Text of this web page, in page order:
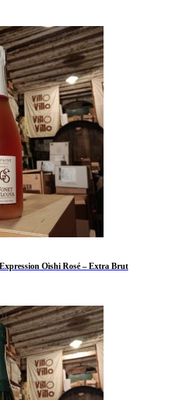
Oìshi Rosé – Extra Brut